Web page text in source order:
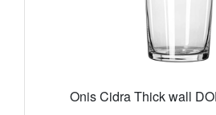
Onis Cidra Thick wall